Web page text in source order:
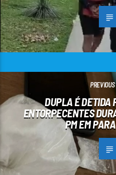
DUPLA É DETIDA
ENTORPECENTES
PM EM